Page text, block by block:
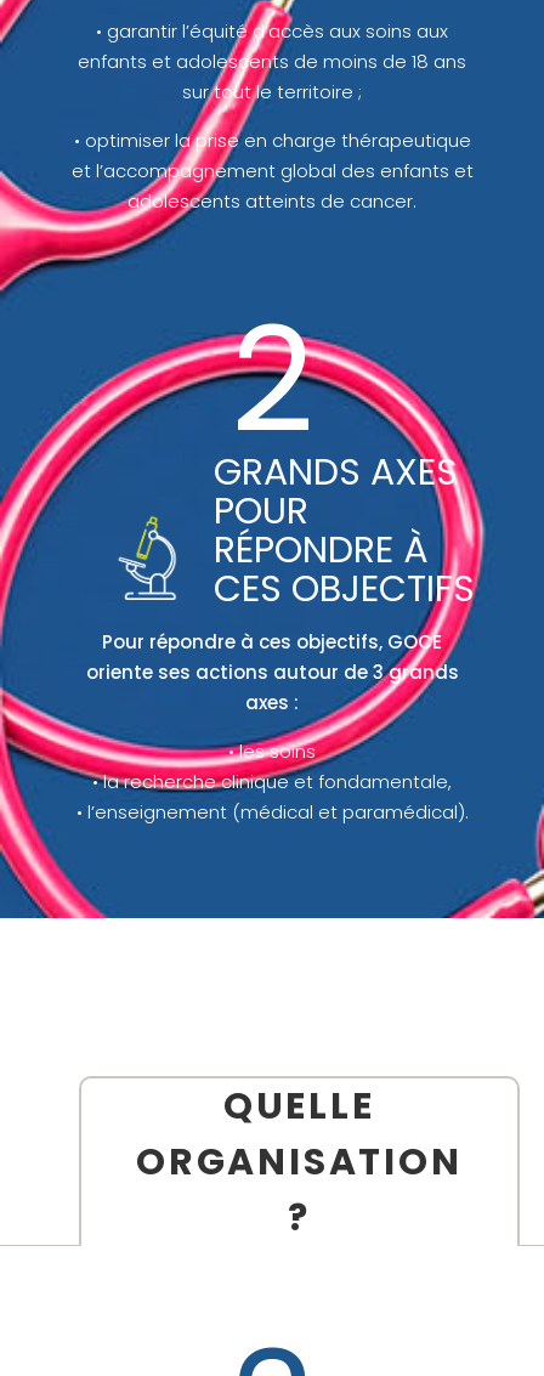
• garantir l’équité d’accès aux soins aux
enfants et adolescents de moins de 18 ans
sur tout le territoire ;
• optimiser la prise en charge thérapeutique
et l’accompagnement global des enfants et
adolescents atteints de cancer.
3
GRANDS AXES
POUR
RÉPONDRE À
CES OBJECTIFS
Pour répondre à ces objectifs, GOCE
oriente ses actions autour de 3 grands
axes :
• les soins
• la recherche clinique et fondamentale,
• l’enseignement (médical et paramédical).
QUELLE
ORGANISATION
?